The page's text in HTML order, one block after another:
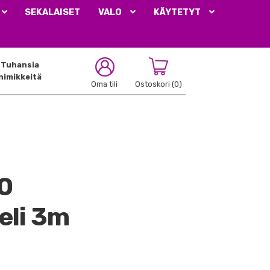
SEKALAISET VALO KÄYTETYT
Oma tili Ostoskori (0)
Tuhansia
3m